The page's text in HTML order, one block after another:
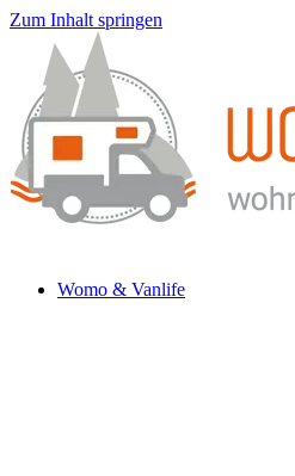
Zum Inhalt springen
Womo & Vanlife